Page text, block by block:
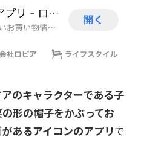
のキャラクターである子
形の帽子をかぶってお
あるアイコンのアプリで